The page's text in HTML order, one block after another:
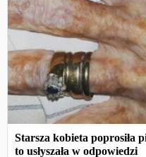
Starsza kobieta poprosiła
to usłyszała w odpowiedzi